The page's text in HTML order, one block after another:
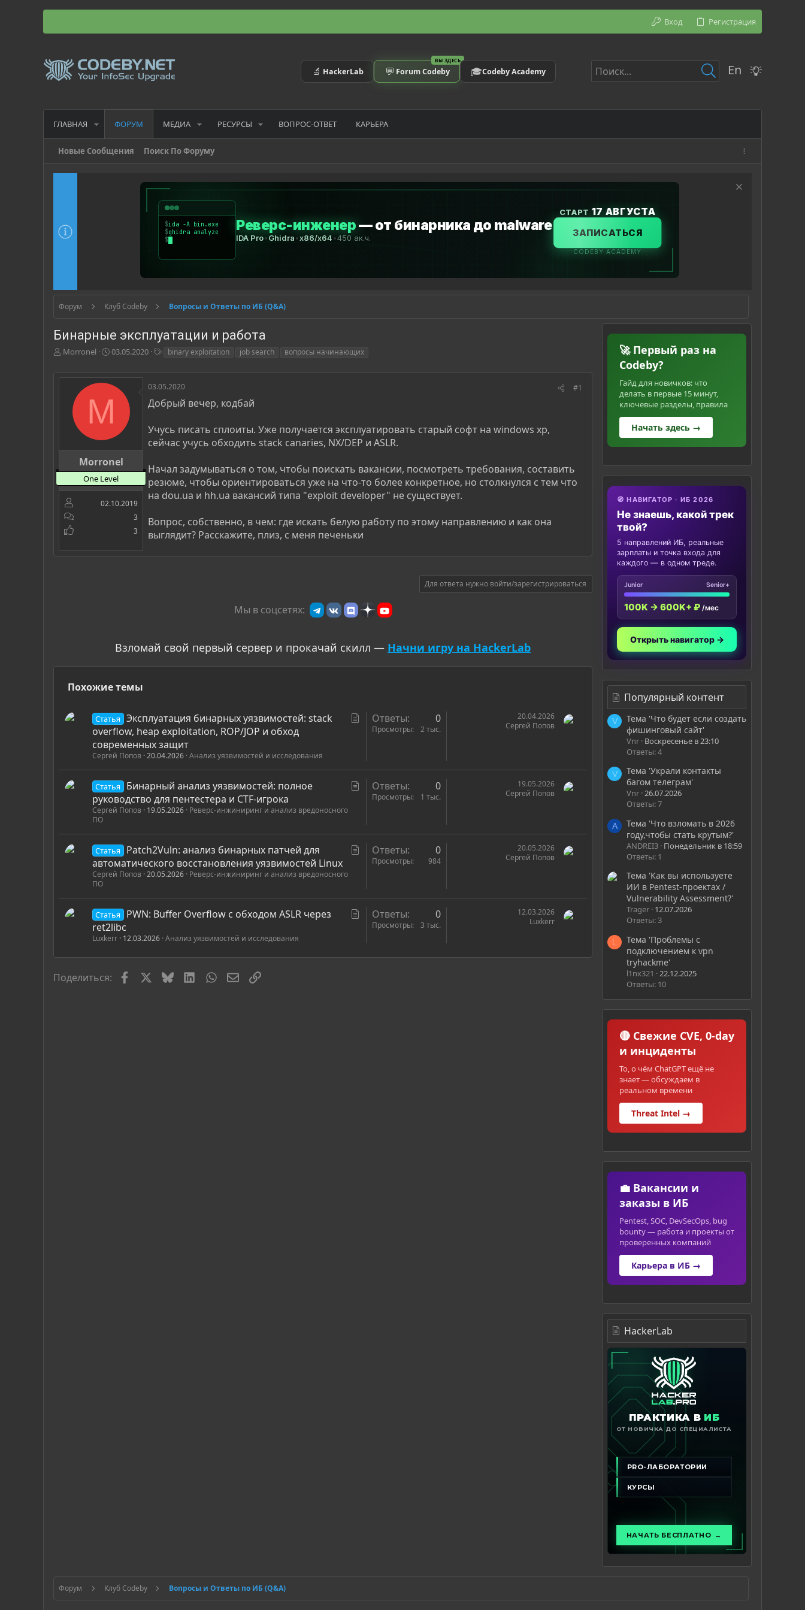
Вход Регистрация
🔬 HackerLab
ВЫ ЗДЕСЬ
💬 Forum Codeby 🎓Codeby Academy En
ГЛАВНАЯ ФОРУМ МЕДИА РЕСУРСЫ ВОПРОС-ОТВЕТ КАРЬЕРА
Новые Сообщения Поиск По Форуму
Форум Клуб Codeby Вопросы и Ответы по ИБ (Q&A)
Бинарные эксплуатации и работа
А
т
Morronel
Д
т
а
а
л
а
03.05.2020
г
и
binary exploitation job search вопросы начинающих
M
Morronel
One Level
02.10.2019
3
3
03.05.2020 #1
Добрый вечер, кодбай
Учусь писать сплоиты. Уже получается эксплуатировать старый софт на windows xp,
сейчас учусь обходить stack canaries, NX/DEP и ASLR.
Начал задумываться о том, чтобы поискать вакансии, посмотреть требования, составить
резюме, чтобы ориентироваться уже на что-то более конкретное, но столкнулся с тем что
на dou.ua и hh.ua вакансий типа "exploit developer" не существует.
Вопрос, собственно, в чем: где искать белую работу по этому направлению и как она
выглядит? Расскажите, плиз, с меня печеньки
Для ответа нужно войти/зарегистрироваться
Мы в соцсетях:
Взломай свой первый сервер и прокачай скилл — Начни игру на HackerLab
Похожие темы
ь
Статья
Эксплуатация бинарных уязвимостей: stack
overflow, heap exploitation, ROP/JOP и обход
современных защит
Сергей Попов 20.04.2026 Анализ уязвимостей и исследования
Ответы 0
Просмотры 2 тыс.
20.04.2026
Сергей Попов
ь
Статья
Бинарный анализ уязвимостей: полное
руководство для пентестера и CTF-игрока
Сергей Попов 19.05.2026 Реверс-инжиниринг и анализ вредоносного
ПО
Ответы 0
Просмотры 1 тыс.
19.05.2026
Сергей Попов
ь
Статья
Patch2Vuln: анализ бинарных патчей для
автоматического восстановления уязвимостей Linux
Сергей Попов 20.05.2026 Реверс-инжиниринг и анализ вредоносного
ПО
Ответы 0
Просмотры 984
20.05.2026
Сергей Попов
Статья
PWN: Buffer Overflow с обходом ASLR через
ret2libc
Luxkerr 12.03.2026 Анализ уязвимостей и исследования
Ответы 0
Просмотры 3 тыс.
12.03.2026
Luxkerr
Поделиться: FacebookBlueskyLinkedInWhatsAppЭлектронная почта
Ссылка
🚀 Первый раз на
Codeby?
Гайд для новичков: что
делать в первые 15 минут,
ключевые разделы, правила
Начать здесь →
🧭 НАВИГАТОР · ИБ 2026
Не знаешь, какой трек
твой?
5 направлений ИБ, реальные
зарплаты и точка входа для
каждого — в одном треде.
Junior Senior+
100K → 600K+ ₽ /мес
Открыть навигатор →
Популярный контент
V
Тема 'Что будет если создать
фишинговый сайт'
Vnr Воскресенье в 23:10
Ответы: 4
V
Тема 'Украли контакты
багом телеграм'
Vnr 26.07.2026
Ответы: 7
A
Тема 'Что взломать в 2026
году,чтобы стать крутым?'
ANDREI3 Понедельник в 18:59
Ответы: 1
Тема 'Как вы используете
ИИ в Pentest-проектах /
Vulnerability Assessment?'
Trager 12.07.2026
Ответы: 3
L
Тема 'Проблемы с
подключением к vpn
tryhackme'
l1nx321
22.12.2025
Ответы: 10
🔴 Свежие CVE, 0-day
и инциденты
То, о чём ChatGPT ещё не
знает — обсуждаем в
реальном времени
Threat Intel →
💼 Вакансии и
заказы в ИБ
Pentest, SOC, DevSecOps, bug
bounty — работа и проекты от
проверенных компаний
Карьера в ИБ →
HackerLab
Форум Клуб Codeby Вопросы и Ответы по ИБ (Q&A)